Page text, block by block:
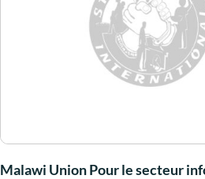
Malawi Union Pour le secteur